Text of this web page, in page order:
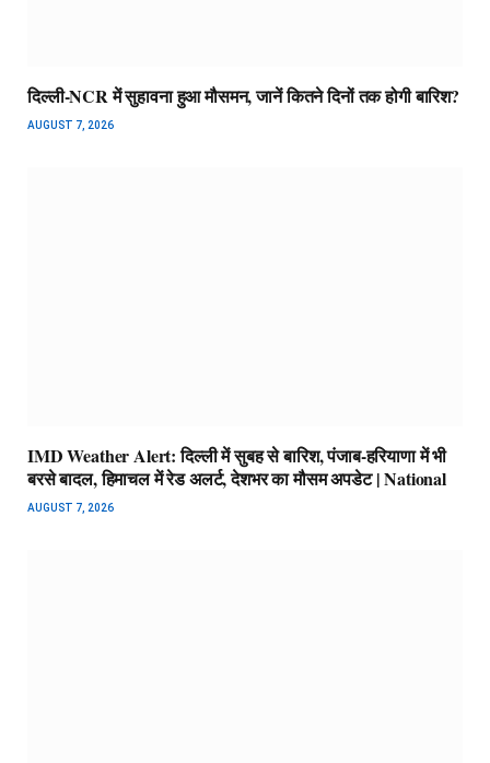
दिल्ली-NCR में सुहावना हुआ मौसमन, जानें कितने दिनों तक होगी बारिश?
AUGUST 7, 2026
IMD Weather Alert: दिल्ली में सुबह से बारिश, पंजाब-हरियाणा में भी
बरसे बादल, हिमाचल में रेड अलर्ट, देशभर का मौसम अपडेट | National
AUGUST 7, 2026